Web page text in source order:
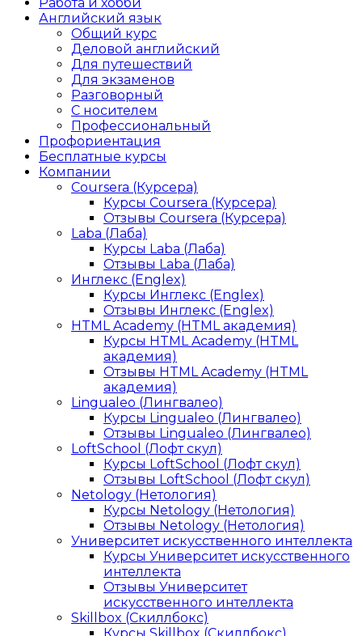
Английский язык
Общий курс
Деловой английский
Для путешествий
Для экзаменов
Разговорный
С носителем
Профессиональный
Профориентация
Бесплатные курсы
Компании
Coursera (Курсера)
Курсы Coursera (Курсера)
Отзывы Coursera (Курсера)
Laba (Лаба)
Курсы Laba (Лаба)
Отзывы Laba (Лаба)
Инглекс (Englex)
Курсы Инглекс (Englex)
Отзывы Инглекс (Englex)
HTML Academy (HTML академия)
Курсы HTML Academy (HTML
академия)
Отзывы HTML Academy (HTML
академия)
Lingualeo (Лингвалео)
Курсы Lingualeo (Лингвалео)
Отзывы Lingualeo (Лингвалео)
LoftSchool (Лофт скул)
Курсы LoftSchool (Лофт скул)
Отзывы LoftSchool (Лофт скул)
Netology (Нетология)
Курсы Netology (Нетология)
Отзывы Netology (Нетология)
Университет искусственного интеллекта
Курсы Университет искусственного
интеллекта
Отзывы Университет
искусственного интеллекта
Skillbox (Скиллбокс)